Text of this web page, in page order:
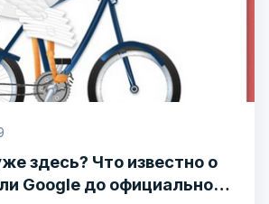
здесь? Что известно о
Google до официального